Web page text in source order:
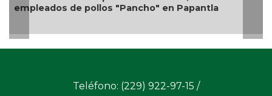
de pollos "Pancho" en Papantla
Teléfono: (229) 922-97-15 /